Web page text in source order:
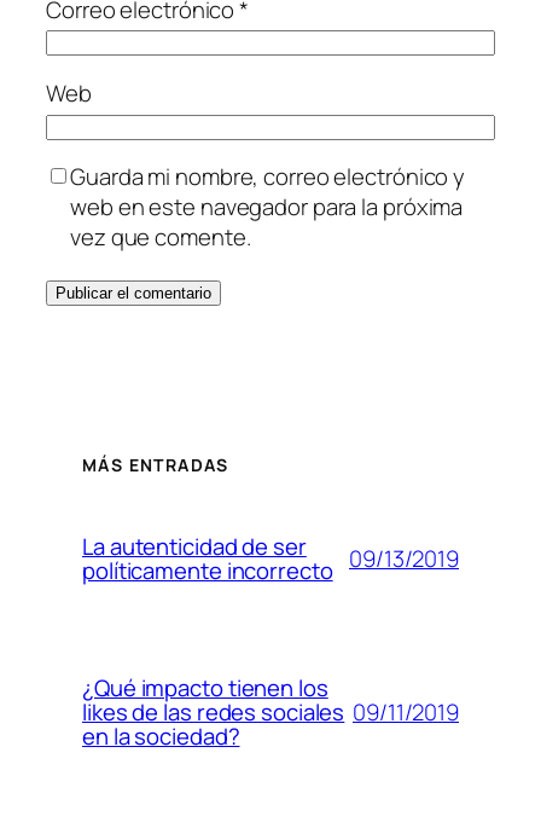
Correo electrónico*
Web
Guarda mi nombre, correo electrónico y
web en este navegador para la próxima
vez que comente.
MÁS ENTRADAS
La autenticidad de ser
políticamente incorrecto 09/13/2019
¿Qué impacto tienen los
likes de las redes sociales
en la sociedad?
09/11/2019